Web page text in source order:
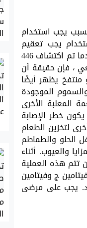
يجب استخدام
يجب تعقيم
البرطمانات الزجاجية بالغليان لمدة 15-20 دقيقة. يجب تجديد الأغطية مع كل تعليب. عندما تم اكتشاف 446
وفاة ذات صلة بأثر رجعي ، فإن حقيقة أن
يظهر أيضًا
الموجودة
المعلبة الأخرى
خطر الإصابة
لتخزين الطعام
الحلو والطماطم
والعيوب. أثناء
هذه العملية
ج وفيتامين
يزداد. يجب على مرضى